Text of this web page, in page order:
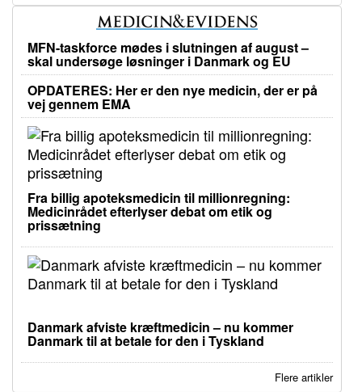
MFN-taskforce mødes i slutningen af august –
skal undersøge løsninger i Danmark og EU
OPDATERES: Her er den nye medicin, der er på
vej gennem EMA
Fra billig apoteksmedicin til millionregning:
Medicinrådet efterlyser debat om etik og
prissætning
Danmark afviste kræftmedicin – nu kommer
Danmark til at betale for den i Tyskland
Flere artikler